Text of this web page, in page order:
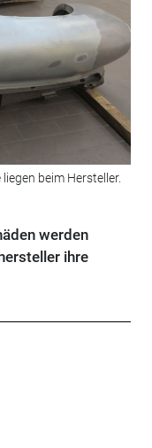
beim Hersteller.
werden
ihre